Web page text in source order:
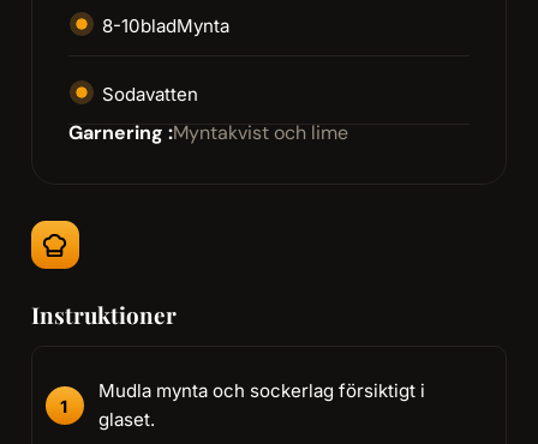
8-10bladMynta
Sodavatten
Garnering :Myntakvist och lime
Instruktioner
Mudla mynta och sockerlag försiktigt i
glaset.